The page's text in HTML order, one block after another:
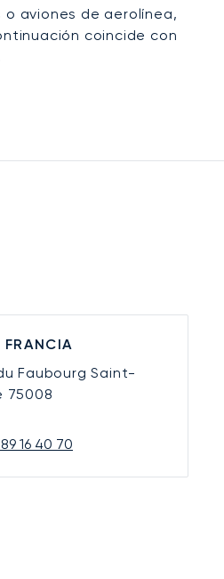
aviones de aerolínea,
coincide con
FRANCIA
Faubourg Saint-
75008
16 40 70